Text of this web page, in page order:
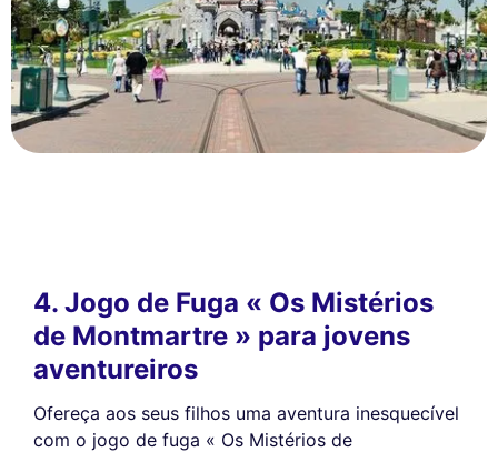
4. Jogo de Fuga « Os Mistérios
de Montmartre » para jovens
aventureiros
Ofereça aos seus filhos uma aventura inesquecível
com o jogo de fuga « Os Mistérios de